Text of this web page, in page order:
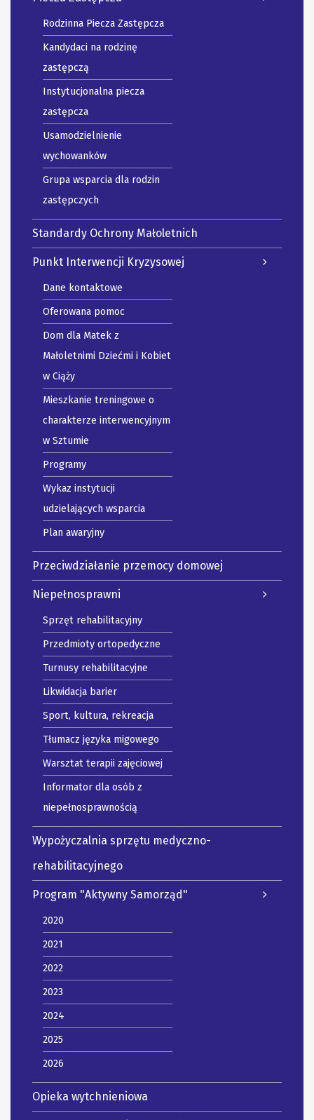
Rodzinna Piecza Zastępcza
Kandydaci na rodzinę
zastępczą
Instytucjonalna piecza
zastępcza
Usamodzielnienie
wychowanków
Grupa wsparcia dla rodzin
zastępczych
Standardy Ochrony Małoletnich
Punkt Interwencji Kryzysowej
Dane kontaktowe
Oferowana pomoc
Dom dla Matek z
Małoletnimi Dziećmi i Kobiet
w Ciąży
Mieszkanie treningowe o
charakterze interwencyjnym
w Sztumie
Programy
Wykaz instytucji
udzielających wsparcia
Plan awaryjny
Przeciwdziałanie przemocy domowej
Niepełnosprawni
Sprzęt rehabilitacyjny
Przedmioty ortopedyczne
Turnusy rehabilitacyjne
Likwidacja barier
Sport, kultura, rekreacja
Tłumacz języka migowego
Warsztat terapii zajęciowej
Informator dla osób z
niepełnosprawnością
Wypożyczalnia sprzętu medyczno-
rehabilitacyjnego
Program "Aktywny Samorząd"
2020
2021
2022
2023
2024
2025
2026
Opieka wytchnieniowa